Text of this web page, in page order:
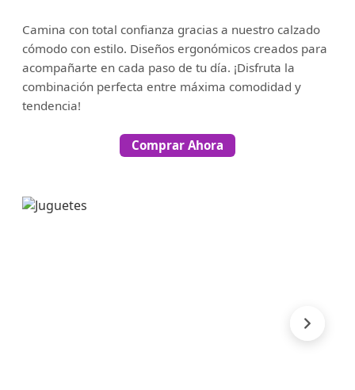
Camina con total confianza gracias a nuestro calzado
cómodo con estilo. Diseños ergonómicos creados para
acompañarte en cada paso de tu día. ¡Disfruta la
combinación perfecta entre máxima comodidad y
tendencia!
Comprar Ahora